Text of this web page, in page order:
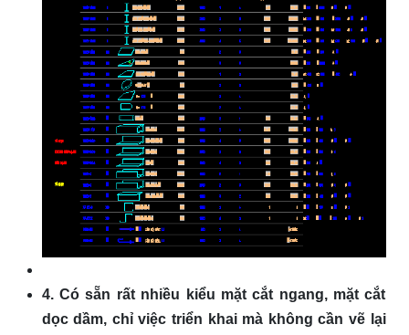
4. Có sẵn rất nhiều kiểu mặt cắt ngang, mặt cắt
dọc dầm, chỉ việc triển khai mà không cần vẽ lại